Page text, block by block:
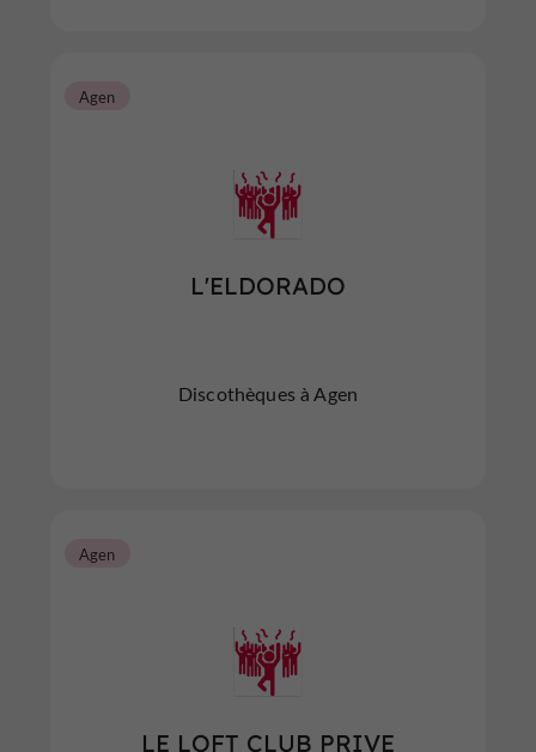
L'ELDORADO
Agen
Discothèques à Agen
LE LOFT CLUB PRIVE
Agen